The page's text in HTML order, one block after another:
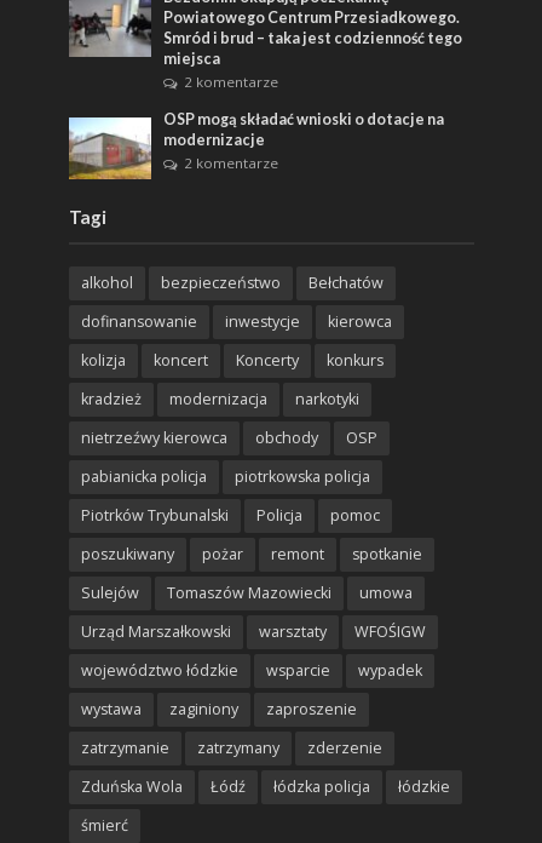
Powiatowego Centrum Przesiadkowego.
Smród i brud – taka jest codzienność tego
miejsca
2 komentarze
OSP mogą składać wnioski o dotacje na
modernizacje
2 komentarze
Tagi
alkohol bezpieczeństwo
Bełchatów
dofinansowanie
inwestycje
kierowca
kolizja
koncert Koncerty
konkurs
kradzież
modernizacja
narkotyki
nietrzeźwy kierowca
obchody
OSP
pabianicka policja
piotrkowska policja
Piotrków Trybunalski
Policja
pomoc
poszukiwany
pożar remont
spotkanie
Sulejów
Tomaszów Mazowiecki
umowa
Urząd Marszałkowski
warsztaty
WFOŚIGW
województwo łódzkie
wsparcie
wypadek
wystawa
zaginiony
zaproszenie
zatrzymanie
zatrzymany
zderzenie
Zduńska Wola
Łódź łódzka policja
łódzkie
śmierć